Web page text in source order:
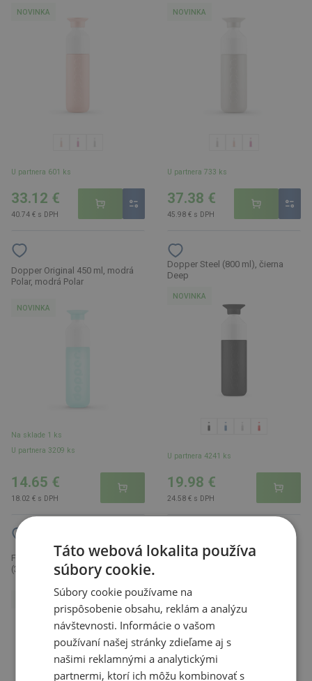
NOVINKA
U partnera 601 ks
33.12 €
40.74 € s DPH
NOVINKA
U partnera 733 ks
37.38 €
45.98 € s DPH
Dopper Original 450 ml, modrá
Polar, modrá Polar
NOVINKA
Na sklade 1 ks
U partnera 3209 ks
14.65 €
18.02 € s DPH
Dopper Steel (800 ml), čierna
Deep
NOVINKA
U partnera 4241 ks
19.98 €
24.58 € s DPH
Fľaša Dopper Silver Insulated
(350 ml), sivá Silver - biela
Izolované Dopper 1L, čierna
blazing
Táto webová lokalita používa
súbory cookie.
Súbory cookie používame na
prispôsobenie obsahu, reklám a analýzu
návštevnosti. Informácie o vašom
používaní našej stránky zdieľame aj s
našimi reklamnými a analytickými
partnermi, ktorí ich môžu kombinovať s